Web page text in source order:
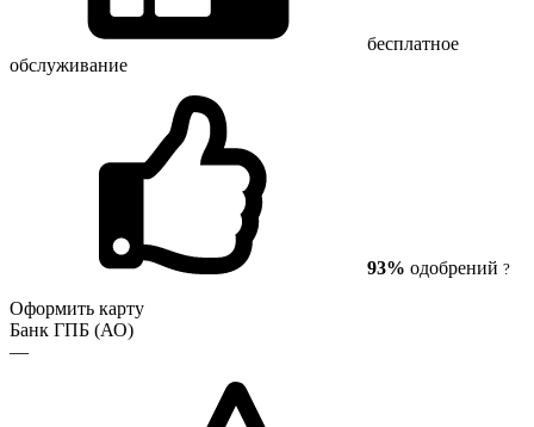
бесплатное
обслуживание
93% одобрений ?
Оформить карту
Банк ГПБ (АО)
—